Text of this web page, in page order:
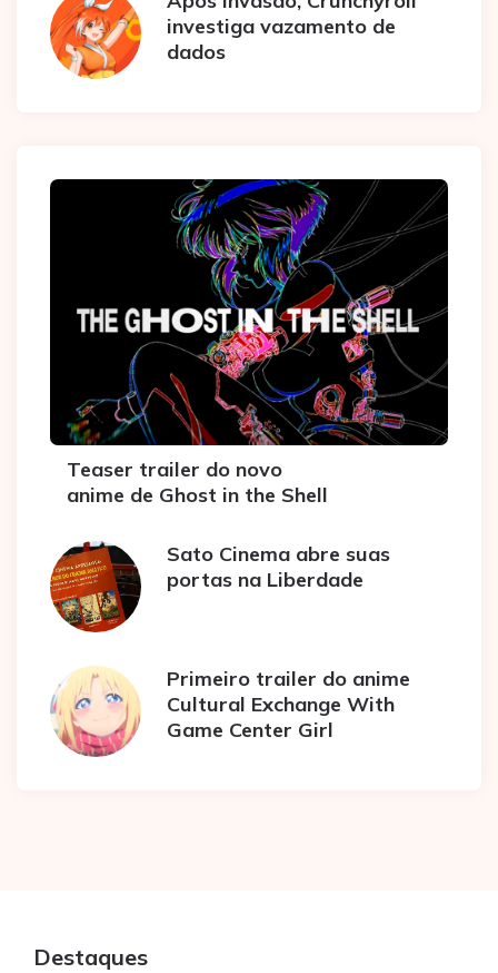
investiga vazamento de
dados
Teaser trailer do novo
anime de Ghost in the Shell
Sato Cinema abre suas
portas na Liberdade
Primeiro trailer do anime
Cultural Exchange With
Game Center Girl
Destaques